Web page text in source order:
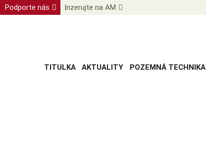
Podporte nás Inzerujte na AM
TITULKA AKTUALITY POZEMNÁ TECHNIKA